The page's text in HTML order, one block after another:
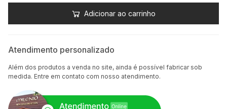
Adicionar ao carrinho
Atendimento personalizado
Além dos produtos a venda no site, ainda é possível fabricar sob
medida. Entre em contato com nosso atendimento.